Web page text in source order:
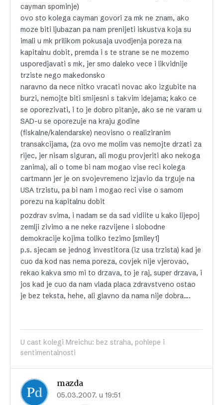
cayman spominje)
ovo sto kolega cayman govori za mk ne znam, ako
moze biti ljubazan pa nam prenijeti iskustva koja su
imali u mk prilikom pokusaja uvodjenja poreza na
kapitalnu dobit, premda i s te strane se ne mozemo
usporedjavati s mk, jer smo daleko vece i likvidnije
trziste nego makedonsko
naravno da nece nitko vracati novac ako izgubite na
burzi, nemojte biti smijesni s takvim idejama; kako ce
se oporezivati, i to je dobro pitanje, ako se ne varam u
SAD-u se oporezuje na kraju godine
(fiskalne/kalendarske) neovisno o realiziranim
transakcijama, (za ovo me molim vas nemojte drzati za
rijec, jer nisam siguran, ali mogu provjeriti ako nekoga
zanima), ali o tome bi nam mogao vise reci kolega
cartmann jer je on svojevremeno izjavio da trguje na
USA trzistu, pa bi nam i mogao reci vise o samom
porezu na kapitalnu dobit
pozdrav svima, i nadam se da sad vidiite u kako lijepoj
zemlji zivimo a ne neke razvijene i slobodne
demokracije kojima toliko tezimo [smiley1]
p.s. sjecam se jednog investitora (iz usa trzista) kad je
cuo da kod nas nema poreza, covjek nije vjerovao,
rekao kakva smo mi to drzava, to je raj, super drzava, i
jos kad je cuo da nam vlada placa zdravstveno ostao
je bez teksta, hehe, ali glavno da nama nije dobra….
U cast kolegi Mreichu: bez straha, pohlepe i
sentimentalnosti
mazda
05.03.2007. u 19:51